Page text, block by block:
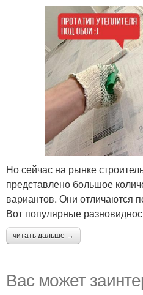
Но сейчас на рынке
представлено большое
вариантов. Они отличаются
Вот популярные
читать дальше →
Вас может